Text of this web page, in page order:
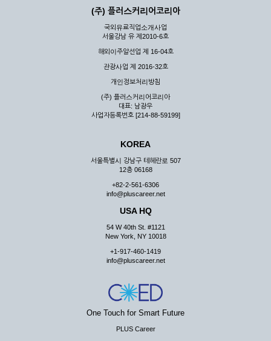
공할 수 있도록 최선의 노력을 다하여야 합니다.
게 누설, 배포하여서는 안됩니다. 다만, 관계법령에 의하여 국가
기관 등의 합법적인 요구가 있는 경우에는 해당 되지 않습니다.
③ 회사는 이용자로부터 제기되는 의견이나 불만이 정당하다고
인정할 경우에는 즉시 처리하여야 하며, 즉시 처리가 곤란한 경
우 그 처리를 위해 노력해야 합니다.
제7조 (회원의 의무)
① 회원은 ID와 비밀 번호에 관한 모든 관리의 책임이 있으며
② 회원은 이용신청서의 기재내용 중 변경된 내용이 있는 경우
서비스를 통하여 그 내용을 회사에 통지하여야 합니다.
③ 다른 회원의 ID와 비밀번호를 부당하게 사용하는 행위를
④ 회원은 회사의 서비스에서 타 사이트의 홍보행위를 하지 않
아야 하며 공공질서나 미풍약속에 위배되는 내용 혹은 저작권을
리 행위도 할 수 없습니다.
사가 통지하는 사항을 준수하여야 하며, 기타 회사의 업무에 방
해되는 행위를 하여서는 아니 됩니다.
제8조 (회원의 관리)
① 회원은 언제든 이 약관에 대한 동의를 철회할 수 있습니다.
(주) 플러스커리어코리아
국외유료직업소개사업
서울강남 유 제2010-6호
해외이주알선업 제 16-04호
관광사업 제 2016-32호
개인정보처리방침
(주) 플러스커리어코리아
대표: 남광우
사업자등록번호 [214-88-59199]
KOREA
서울특별시 강남구 테헤란로 507
12층 06168
+82-2-561-6306
info@pluscareer.net
USA HQ
54 W 40th St. #1121
New York, NY 10018
+1-917-460-1419
info@pluscareer.net
One Touch for Smart Future
PLUS Career